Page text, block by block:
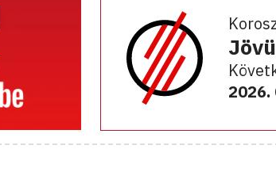
2026.